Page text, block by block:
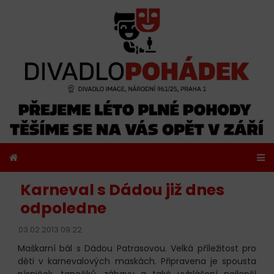
Karneval s Dádou již dnes
odpoledne
03.02.2013 09:22
Maškarní bál s Dádou Patrasovou. Velká příležitost pro
děti v karnevalových maskách. Připravena je spousta